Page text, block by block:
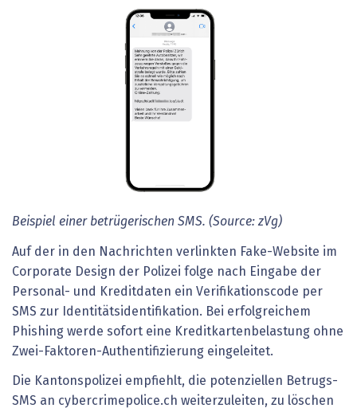
Beispiel einer betrügerischen SMS. (Source: zVg)
Auf der in den Nachrichten verlinkten Fake-Website im
Corporate Design der Polizei folge nach Eingabe der
Personal- und Kreditdaten ein Verifikationscode per
SMS zur Identitätsidentifikation. Bei erfolgreichem
Phishing werde sofort eine Kreditkartenbelastung ohne
Zwei-Faktoren-Authentifizierung eingeleitet.
Die Kantonspolizei empfiehlt, die potenziellen Betrugs-
SMS an cybercrimepolice.ch weiterzuleiten, zu löschen